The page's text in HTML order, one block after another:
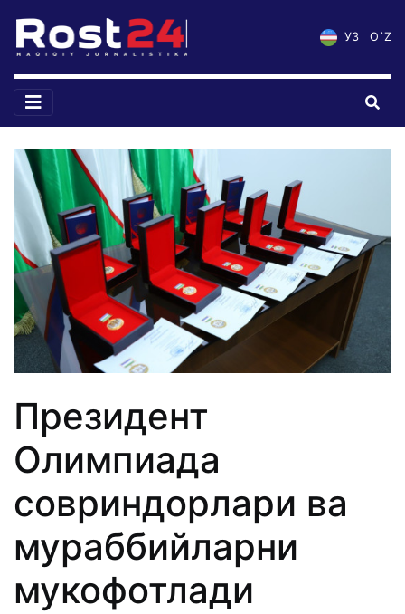
УЗ O`Z
Президент
Олимпиада
совриндорлари ва
мураббийларни
мукофотлади